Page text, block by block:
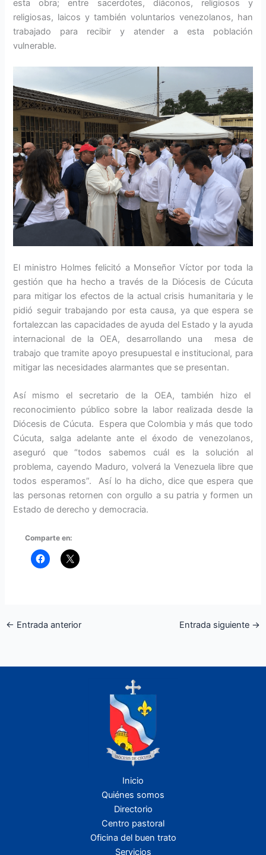
esta obra; entre sacerdotes, diáconos, religiosos y
religiosas, laicos y también voluntarios venezolanos, han
trabajado para recibir y atender a esta población
vulnerable.
El ministro Holmes felicitó a Monseñor Víctor por toda la
gestión que ha hecho a través de la Diócesis de Cúcuta
para mitigar los efectos de la actual crisis humanitaria y le
pidió seguir trabajando por esta causa, ya que espera se
fortalezcan las capacidades de ayuda del Estado y la ayuda
internacional de la OEA, desarrollando una mesa de
trabajo que tramite apoyo presupuestal e institucional, para
mitigar las necesidades alarmantes que se presentan.
Así mismo el secretario de la OEA, también hizo el
reconocimiento público sobre la labor realizada desde la
Diócesis de Cúcuta. Espera que Colombia y más que todo
Cúcuta, salga adelante ante el éxodo de venezolanos,
aseguró que “todos sabemos cuál es la solución al
problema, cayendo Maduro, volverá la Venezuela libre que
todos esperamos”. Así lo ha dicho, dice que espera que
las personas retornen con orgullo a su patria y formen un
Estado de derecho y democracia.
Comparte en:
← Entrada anterior Entrada siguiente →
Inicio
Quiénes somos
Directorio
Centro pastoral
Oficina del buen trato
Servicios